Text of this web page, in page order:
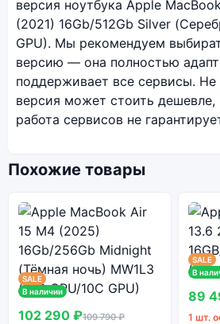
версия ноутбука Apple
(2021) 16Gb/512Gb Silver
GPU). Мы рекомендуем
версию — она полностью
поддерживает все сервисы. Не
версия может стоить дешевле,
работа сервисов не
Похожие товары
SALE
В наличии
102 290 ₽109 790 ₽
SALE
В
89
1 шт.